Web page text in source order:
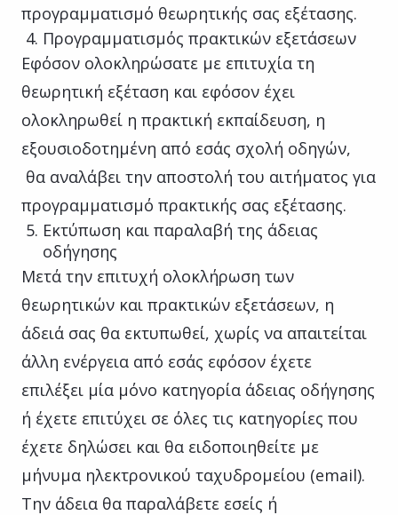
προγραμματισμό θεωρητικής σας εξέτασης.
Προγραμματισμός πρακτικών εξετάσεων
Εφόσον ολοκληρώσατε με επιτυχία τη
θεωρητική εξέταση και εφόσον έχει
ολοκληρωθεί η πρακτική εκπαίδευση, η
εξουσιοδοτημένη από εσάς σχολή οδηγών,
θα αναλάβει την αποστολή του αιτήματος για
προγραμματισμό πρακτικής σας εξέτασης.
Εκτύπωση και παραλαβή της άδειας
οδήγησης
Μετά την επιτυχή ολοκλήρωση των
θεωρητικών και πρακτικών εξετάσεων, η
άδειά σας θα εκτυπωθεί, χωρίς να απαιτείται
άλλη ενέργεια από εσάς εφόσον έχετε
επιλέξει μία μόνο κατηγορία άδειας οδήγησης
ή έχετε επιτύχει σε όλες τις κατηγορίες που
έχετε δηλώσει και θα ειδοποιηθείτε με
μήνυμα ηλεκτρονικού ταχυδρομείου (email).
Την άδεια θα παραλάβετε εσείς ή